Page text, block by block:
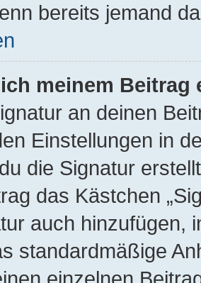
bereits jemand
meinem
an deinen
Einstellungen in
die Signatur
das Kästchen
auch hinzufügen,
standardmäßige